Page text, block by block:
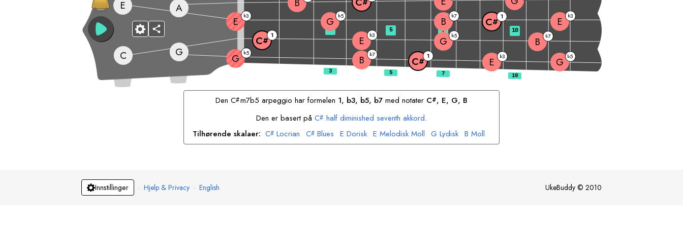
G G b5
B b7
C# 1 E b3 G b5
C
C# 1 E b3 G b5 B b7
E
E
b3 G b5 B b7 C# 1 E b3
A
3 5 7 10
DenC#m7b5 arpeggio har formelen 1, b3, b5, b7med notater C#, E, G, B
Den er basert på C# half diminished seventh akkord.
Tilhørende skalaer: C# Locrian C# Blues E Dorisk E Melodisk Moll G Lydisk B Moll
B Harmonisk Moll
Innstillinger · Hjelp & Privacy · English UkeBuddy © 2010